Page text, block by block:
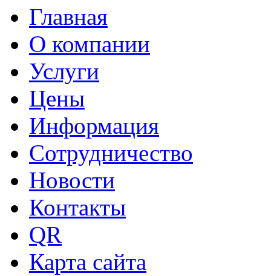
Главная
О компании
Услуги
Цены
Информация
Сотрудничество
Новости
Контакты
QR
Карта сайта